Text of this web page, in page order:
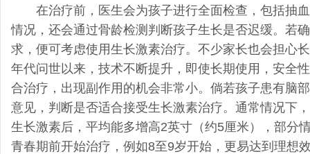
在治疗前，医生会为孩子进行全面检查，包括抽
情况，还会通过骨龄检测判断孩子生长是否迟缓。若
求，便可考虑使用生长激素治疗。不少家长也会担心
年代问世以来，技术不断提升，即使长期使用，安全
合治疗，出现副作用的机会非常小。倘若孩子患有脑
意见，判断是否适合接受生长激素治疗。通常情况下
生长激素后，平均能多增高2英寸（约5厘米），部分
青春期前开始治疗，例如8至9岁开始，更易达到理想